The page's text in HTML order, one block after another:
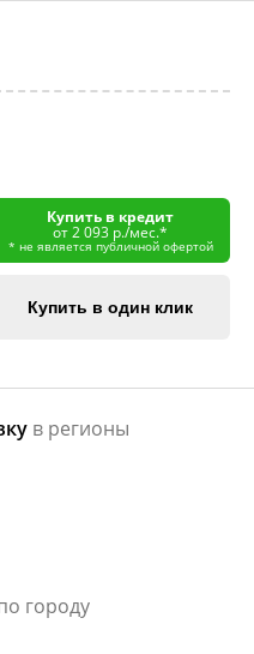
Купить в кредит
от 2 093 р./мес.*
* не является публичной офертой
Купить в один клик
в регионы
городу